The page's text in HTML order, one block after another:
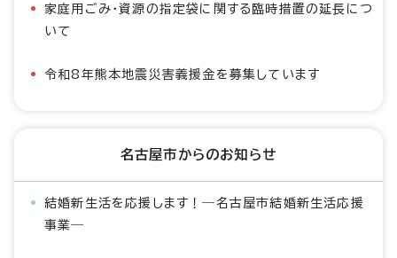
家庭用ごみ・資源の指定袋に関する臨時措置の延長につ
いて
令和8年熊本地震災害義援金を募集しています
名古屋市からのお知らせ
結婚新生活を応援します！―名古屋市結婚新生活応援
事業―